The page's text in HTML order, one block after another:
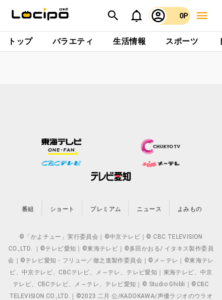
0P
トップ バラエティ 生活情報 スポーツ
番組 ショート プレミアム ニュース よみもの
©「かよチュー」実行委員会｜©中京テレビ｜© CBC TELEVISION
CO.,LTD. ｜©テレビ愛知｜©東海テレビ｜©多田かおる/ イタキス製作委員
会｜©テレビ愛知・フリュー／徹之進製作委員会｜©メ～テレ｜©東海テレ
ビ、中京テレビ、CBCテレビ、メ～テレ、テレビ愛知｜東海テレビ、中京
テレビ、CBCテレビ、メ～テレ、テレビ愛知｜© Studio Ghibli｜©CBC
TELEVISION CO.,LTD.｜©2023 二月 公/KADOKAWA/声優ラジオのウラオ